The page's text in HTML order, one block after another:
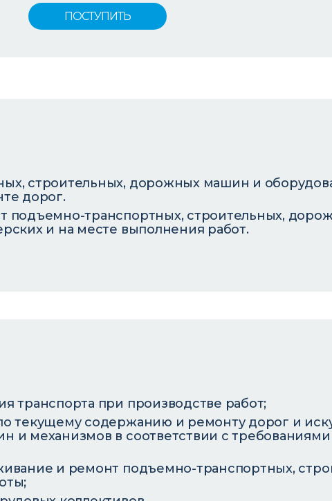
ПОСТУПИТЬ
строительных, дорожных машин и
дорог.
подъемно-транспортных, строительных,
и на месте выполнения работ.
транспорта при производстве работ;
текущему содержанию и ремонту дорог и
и механизмов в соответствии с требованиями
и ремонт подъемно-транспортных,